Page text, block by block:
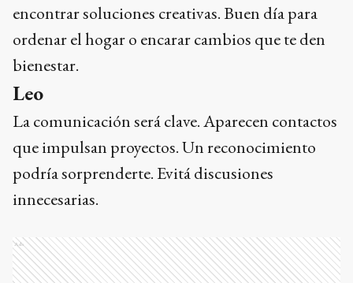
encontrar soluciones creativas. Buen día para
ordenar el hogar o encarar cambios que te den
bienestar.
Leo
La comunicación será clave. Aparecen contactos
que impulsan proyectos. Un reconocimiento
podría sorprenderte. Evitá discusiones
innecesarias.
Ads